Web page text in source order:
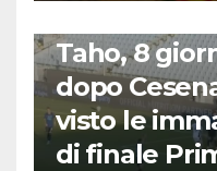
Taho, 8
dopo
visto le
di finale